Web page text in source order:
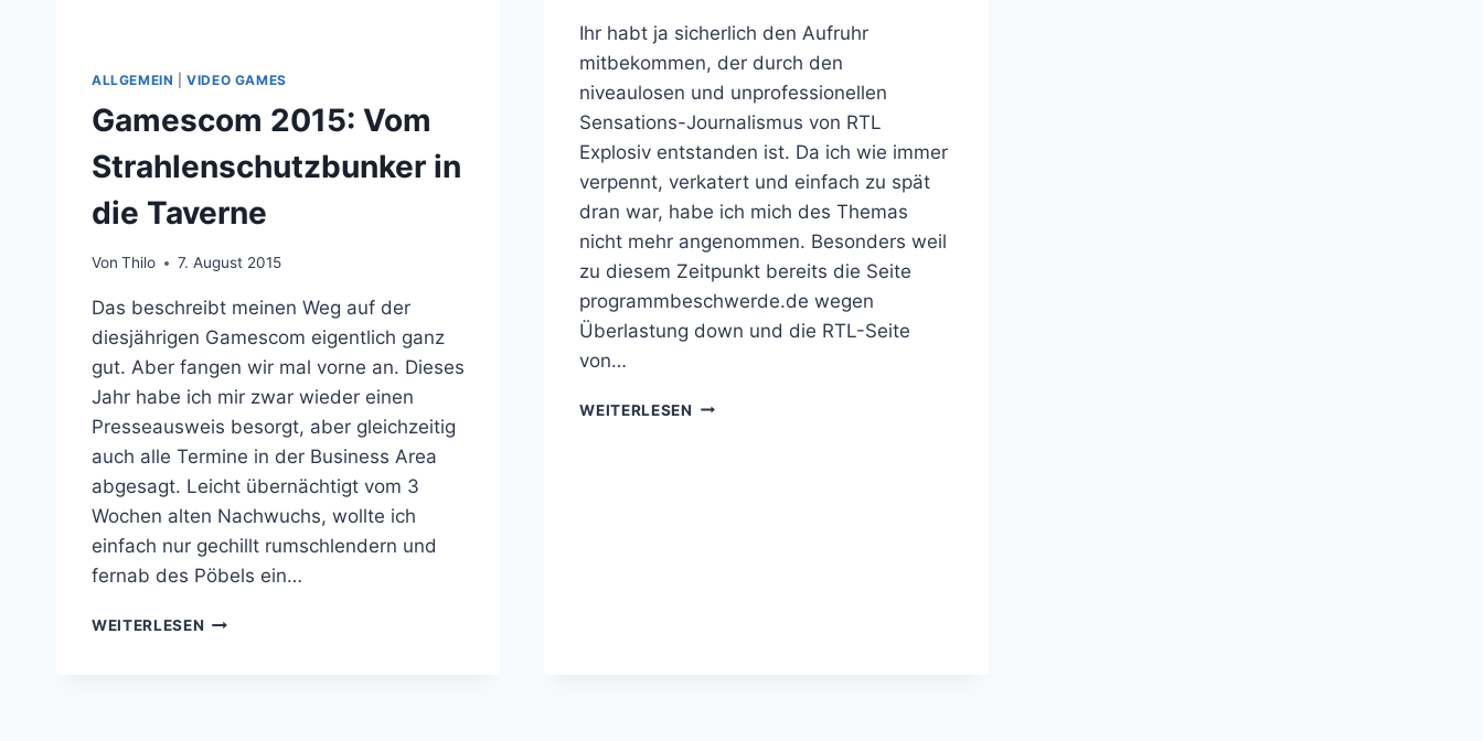
ALLGEMEIN |VIDEO GAMES
Gamescom 2015: Vom
Strahlenschutzbunker in
die Taverne
Von Thilo 7. August 2015
Das beschreibt meinen Weg auf der
diesjährigen Gamescom eigentlich ganz
gut. Aber fangen wir mal vorne an. Dieses
Jahr habe ich mir zwar wieder einen
Presseausweis besorgt, aber gleichzeitig
auch alle Termine in der Business Area
abgesagt. Leicht übernächtigt vom 3
Wochen alten Nachwuchs, wollte ich
einfach nur gechillt rumschlendern und
fernab des Pöbels ein…
WEITERLESEN GAMESCOM
Ihr habt ja sicherlich den Aufruhr
mitbekommen, der durch den
niveaulosen und unprofessionellen
Sensations-Journalismus von RTL
Explosiv entstanden ist. Da ich wie immer
verpennt, verkatert und einfach zu spät
dran war, habe ich mich des Themas
nicht mehr angenommen. Besonders weil
zu diesem Zeitpunkt bereits die Seite
programmbeschwerde.de wegen
Überlastung down und die RTL-Seite
von…
WEITERLESEN FAZIT